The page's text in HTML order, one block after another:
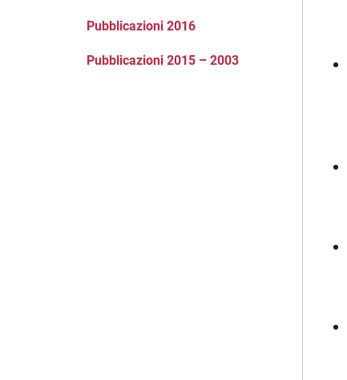
Pubblicazioni 2016
Pubblicazioni 2015 – 2003